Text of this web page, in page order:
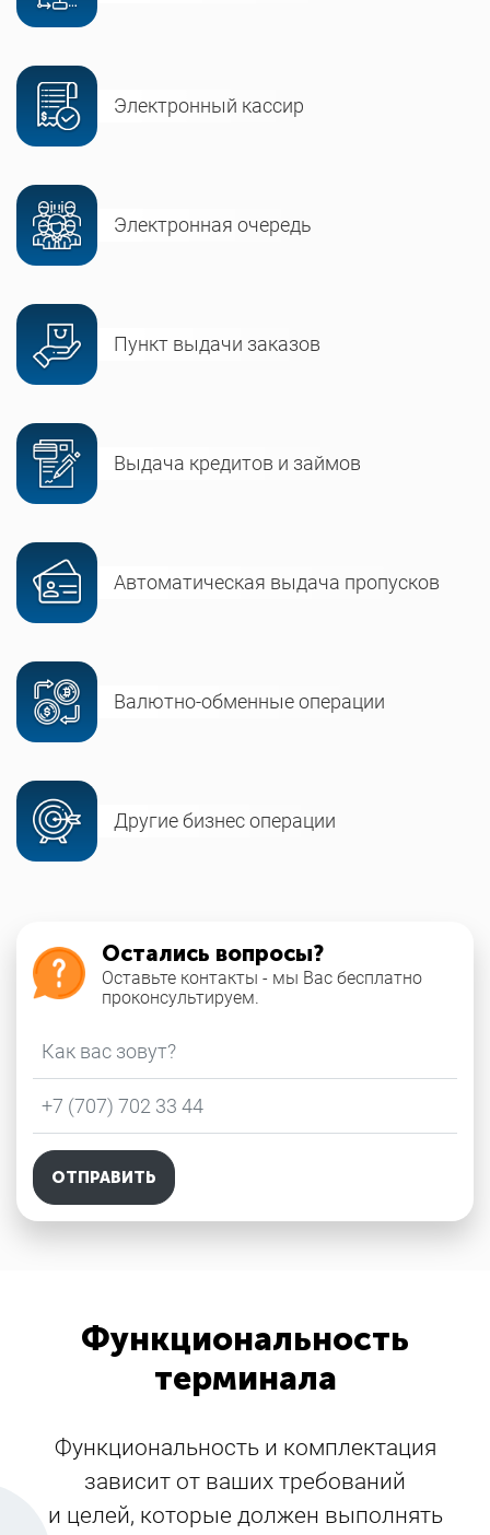
Электронный кассир
Электронная очередь
Пункт выдачи заказов
Выдача кредитов и займов
Автоматическая выдача пропусков
Валютно-обменные операции
Другие бизнес операции
Остались вопросы?
Оставьте контакты - мы Вас бесплатно
проконсультируем.
Функциональность
терминала
Функциональность и комплектация
зависит от ваших требований
и целей, которые должен выполнять